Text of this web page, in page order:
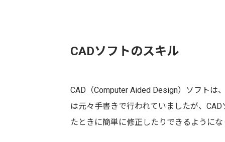
CADソフトのスキル
CAD（Computer Aided Design）ソフトは
は元々手書きで行われていましたが、
たときに簡単に修正したりできるように